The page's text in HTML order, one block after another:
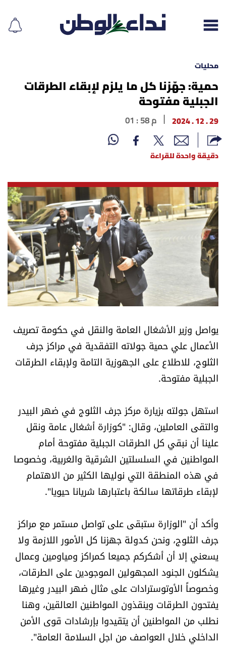
إقرأ الجريدة
لبنان
الغلاف
نداء اليوم
محليات
أسرار
متفرقات
نداء القرّاء
كتّابنا
تحت المجهر
آراء
اقتصاد
العالم
الصحافة الإسرائيلية
ثقافة وفنون
فصل من كتاب
اقرأ تضحك
كاميرا
سجالات
محليات
حمية: جهّزنا كل ما يلزم لإبقاء الطرقات
الجبلية مفتوحة
29 . 12 . 2024 01 : 58 م
دقيقة واحدة للقراءة
يواصل وزير الأشغال العامة والنقل في حكومة تصريف
الأعمال علي حمية جولاته التفقدية في مراكز جرف
الثلوج، للاطلاع على الجهوزية التامة ولإبقاء الطرقات
الجبلية مفتوحة.
استهل جولته بزيارة مركز جرف الثلوج في ضهر البيدر
والتقى العاملين، وقال: "كوزارة أشغال عامة ونقل
علينا أن نبقي كل الطرقات الجبلية مفتوحة أمام
المواطنين في السلسلتين الشرقية والغربية، وخصوصا
في هذه المنطقة التي نوليها الكثير من الاهتمام
لإبقاء طرقاتها سالكة باعتبارها شريانا حيويا".
وأكد أن "الوزارة ستبقى على تواصل مستمر مع مراكز
جرف الثلوج، ونحن كدولة جهزنا كل الأمور اللازمة ولا
يسعني إلا أن أشكركم جميعا كمراكز ومياومين وعمال
يشكلون الجنود المجهولين الموجودين على الطرقات،
وخصوصاً الأوتوسترادات على مثال ضهر البيدر وغيرها
يفتحون الطرقات وينقذون المواطنين العالقين، وهنا
نطلب من المواطنين أن يتقيدوا بإرشادات قوى الأمن
الداخلي خلال العواصف من اجل السلامة العامة".